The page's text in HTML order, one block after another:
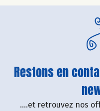
Restons en
....et retrouvez nos